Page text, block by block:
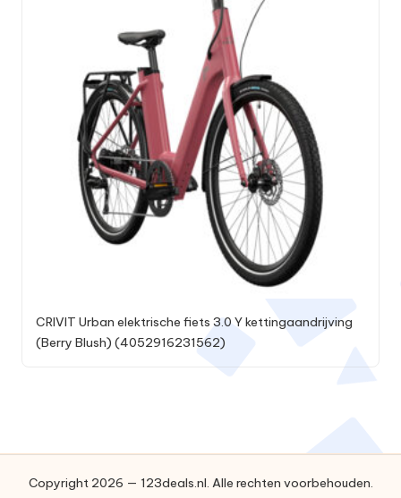
CRIVIT Urban elektrische fiets 3.0 Y kettingaandrijving
(Berry Blush) (4052916231562)
Copyright 2026 — 123deals.nl. Alle rechten voorbehouden.